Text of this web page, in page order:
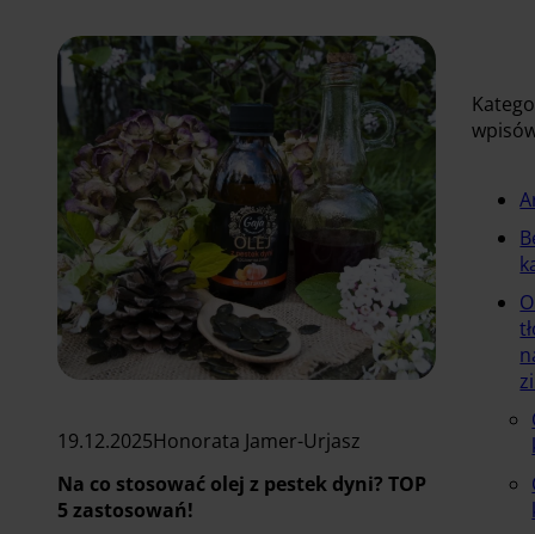
19.12.2025Honorata Jamer-Urjasz
Na co stosować olej z pestek dyni? TOP
5 zastosowań!